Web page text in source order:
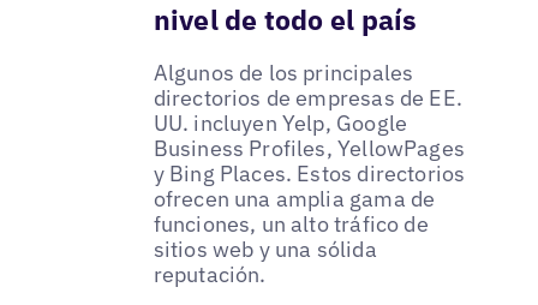
nivel de todo el país
Algunos de los principales
directorios de empresas de EE.
UU. incluyen Yelp, Google
Business Profiles, YellowPages
y Bing Places. Estos directorios
ofrecen una amplia gama de
funciones, un alto tráfico de
sitios web y una sólida
reputación.